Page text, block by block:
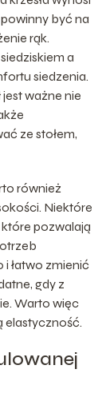
być na
rąk.
a
siedzenia.
ważne nie
ze stołem,
również
Niektóre
które pozwalają
łatwo zmienić
gdy z
Warto więc
elastyczność.